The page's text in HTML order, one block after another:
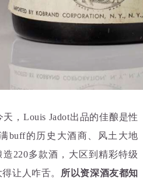
，Louis Jadot出品的佳酿是性
buff的历史大酒商、风土大地
造220多款酒，大区到精彩特级
让人咋舌。
所以资深酒友都知